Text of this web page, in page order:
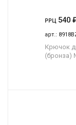
РРЦ 540
арт.:
Крючок
(бронза)